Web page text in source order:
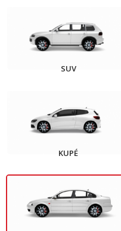
SUV
KUPÉ